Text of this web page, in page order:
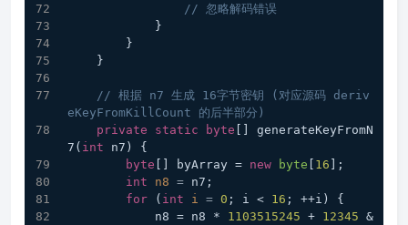
// 忽略解码错误
            }
        }
    }
// 根据 n7 生成 16字节密钥 (对应源码 deriv
eKeyFromKillCount 的后半部分)
private
static byte [] generateKeyFromN
7( int n7) {
byte [] byArray = new byte [ 16 ];
int
n8 = n7;
for ( int i = 0 ; i < 16 ; ++i) {
            n8 = n8 *
1103515245 + 12345 &